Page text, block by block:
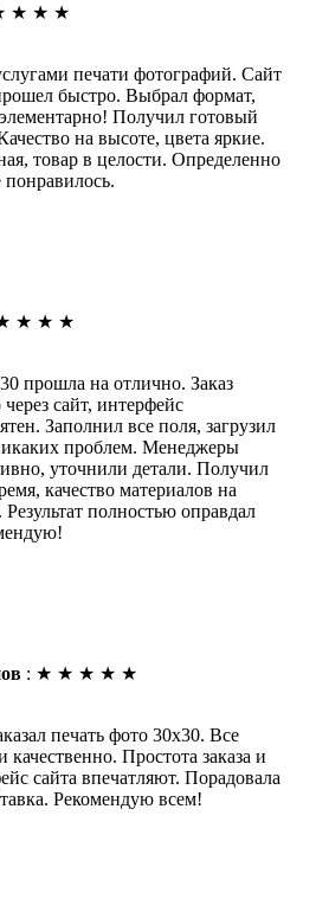
★ ★ ★
печати фотографий. Сайт
быстро. Выбрал формат,
Получил готовый
на высоте, цвета яркие.
товар в целости. Определенно
★ ★ ★
прошла на отлично. Заказ
сайт, интерфейс
Заполнил все поля, загрузил
проблем. Менеджеры
уточнили детали. Получил
качество материалов на
полностью оправдал
: ★ ★ ★ ★ ★
печать фото 30х30. Все
качественно. Простота заказа и
сайта впечатляют. Порадовала
Рекомендую всем!